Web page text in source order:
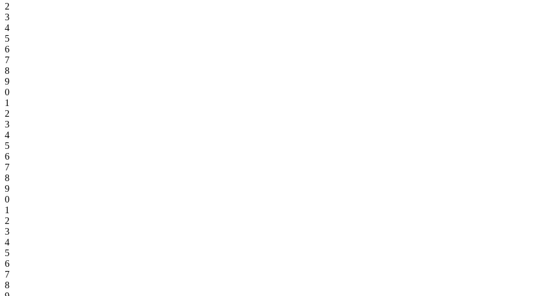
2
3
4
5
6
7
8
9
0
1
2
3
4
5
6
7
8
9
0
1
2
3
4
5
6
7
8